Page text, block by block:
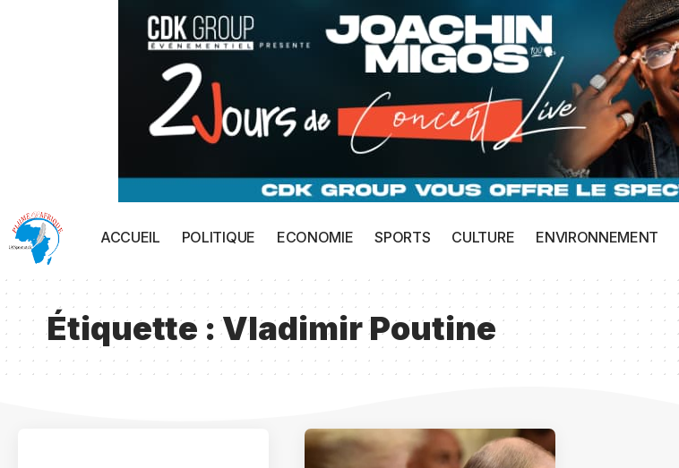
ACCUEIL POLITIQUE ECONOMIE SPORTS CULTURE ENVIRONNEMENT
Étiquette :Vladimir Poutine